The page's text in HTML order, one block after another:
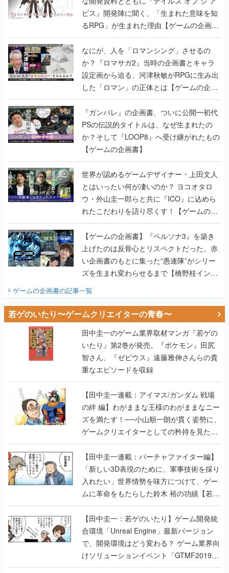
ビス』開発陣に聞く、「生まれた意味を知
るRPG」が生まれた理由【ゲームの企画
書】
なにが、人を「ロマンシング」させるの
か？『ロマサガ2』当時の企画書とキャラ
設定画から迫る、河津秋敏がRPGに生み出
した「ロマン」の正体とは【ゲームの企画
書】
『ガンパレ』の企画書、ついに公開━初代
PSの伝説的タイトルは、なぜ生まれたの
か？そして『LOOP8』へ受け継がれたもの
【ゲームの企画書】
世界が認めるゲームデザイナー・上田文人
とはいったい何が凄いのか？ ヨコオタロ
ウ・外山圭一郎らと共に『ICO』に込めら
れたこだわりを語り尽くす！【ゲームの企
画書】
【ゲームの企画書】『ペルソナ3』を築き
上げたのは反骨心とリスペクトだった。赤
い企画書のもとに集った“愚連隊”がシリー
ズを生まれ変わらせるまで【橋野桂インタ
ゲームの企画書の記事一覧
若ゲのいたり〜ゲームクリエイターの青春〜
田中圭一のゲーム業界取材マンガ『若ゲの
いたり』第2巻が発売。『ポケモン』田尻
智さん、『ゼビウス』遠藤雅伸さんらの貴
重なエピソードを収録
【田中圭一連載：アイマス/ガンダム 戦場
の絆 編】わがままな王様のわがままなニー
ズを満たす！──小山順一朗が貫く姿勢に、
ゲームクリエイターとしての矜持を見た
【若ゲのいたり最終回】
【田中圭一連載：バーチャファイター編】
「新しい3D表現のために、軍事技術を採り
入れたい」世界情勢を味方につけて、ゲー
ムに革命をもたらした鈴木 裕の功績【若ゲ
のいたり】
【田中圭一：若ゲのいたり】ゲーム開発統
合環境「Unreal Engine」最新バージョン
で、開発環境はどう変わる？ ゲーム業界向
けソリューションイベント「GTMF2019」
に行って、より理解を深めよう【PR】